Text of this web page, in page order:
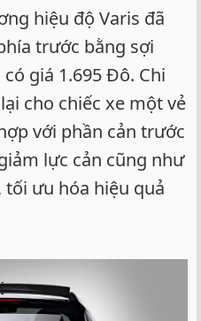
hiệu độ Varis đã
trước bằng sợi
giá 1.695 Đô. Chi
cho chiếc xe một vẻ
với phần cản trước
lực cản cũng như
ưu hóa hiệu quả